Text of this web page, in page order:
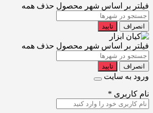
فیلتر بر اساس شهر محصول حذف همه
انصراف تایید
فیلتر بر اساس شهر محصول حذف همه
انصراف تایید
ورود به سایت
نام کاربری *